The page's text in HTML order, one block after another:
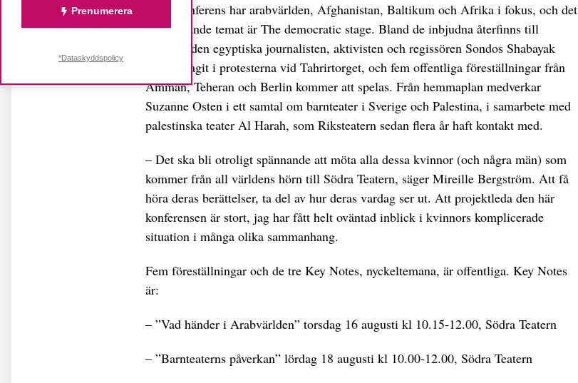
Årets konferens har arabvärlden, Afghanistan, Baltikum och Afrika i fokus, och det
övergripande temat är The democratic stage. Bland de inbjudna återfinns till
exempel den egyptiska journalisten, aktivisten och regissören Sondos Shabayak
som deltagit i protesterna vid Tahrirtorget, och fem offentliga föreställningar från
Amman, Teheran och Berlin kommer att spelas. Från hemmaplan medverkar
Suzanne Osten i ett samtal om barnteater i Sverige och Palestina, i samarbete med
palestinska teater Al Harah, som Riksteatern sedan flera år haft kontakt med.
– Det ska bli otroligt spännande att möta alla dessa kvinnor (och några män) som
kommer från all världens hörn till Södra Teatern, säger Mireille Bergström. Att få
höra deras berättelser, ta del av hur deras vardag ser ut. Att projektleda den här
konferensen är stort, jag har fått helt oväntad inblick i kvinnors komplicerade
situation i många olika sammanhang.
Fem föreställningar och de tre Key Notes, nyckeltemana, är offentliga. Key Notes
är:
– ”Vad händer i Arabvärlden” torsdag 16 augusti kl 10.15-12.00, Södra Teatern
– ”Barnteaterns påverkan” lördag 18 augusti kl 10.00-12.00, Södra Teatern
Prenumerera
*Dataskyddspolicy